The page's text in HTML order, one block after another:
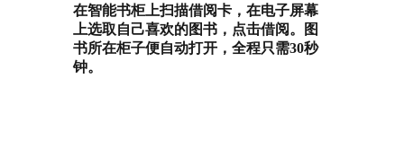
在智能书柜上扫描借阅卡，在电子屏幕
上选取自己喜欢的图书，点击借阅。图
书所在柜子便自动打开，全程只需30秒
钟。